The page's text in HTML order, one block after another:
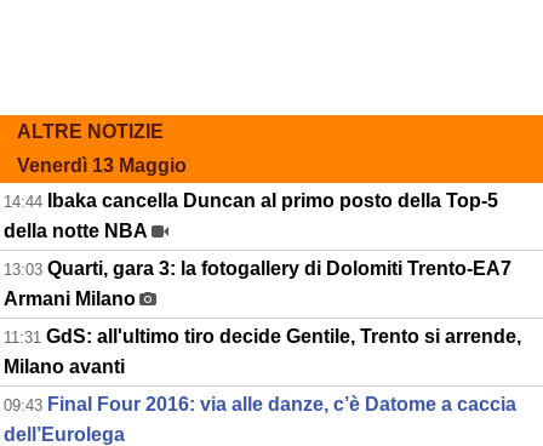
ALTRE NOTIZIE
Venerdì 13 Maggio
14:44
Ibaka cancella Duncan al primo posto della Top-5
della notte NBA
13:03 Quarti, gara 3: la fotogallery di Dolomiti Trento-EA7
Armani Milano
11:31 GdS: all'ultimo tiro decide Gentile, Trento si arrende,
Milano avanti
09:43 Final Four 2016: via alle danze, c’è Datome a caccia
dell’Eurolega